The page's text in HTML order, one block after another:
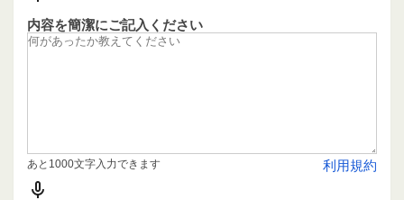
内容を簡潔にご記入ください
利用規約
あと1000文字入力できます